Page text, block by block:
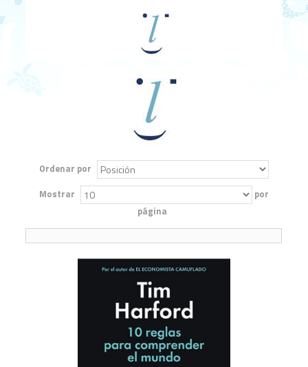
Ordenar por
Mostrar
por
página